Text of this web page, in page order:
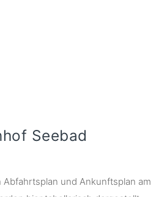
Seebad
und Ankunftsplan am